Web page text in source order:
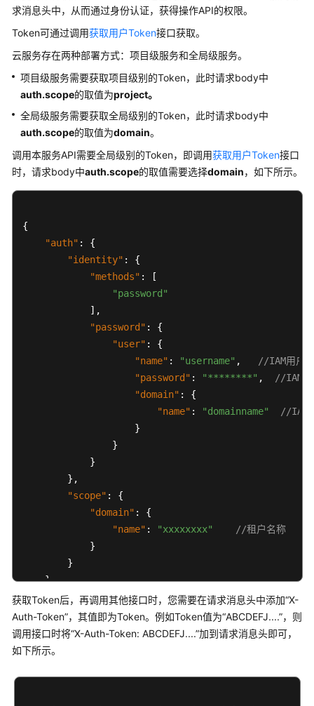
API
览
如
用
API
认
API
明
用
户
求消息头中，从而通过身份认证，获得操作API的权限。
Token可通过调用获取用户Token接口获取。
云服务存在两种部署方式：项目级服务和全局级服务。
项目级服务需要获取项目级别的Token，此时请求body中
auth.scope的取值为project。
全局级服务需要获取全局级别的Token，此时请求body中
auth.scope的取值为domain。
调用本服务API需要全局级别的Token，即调用获取用户Token接口
时，请求body中auth.scope的取值需要选择domain，如下所示。
{
"auth" :
{
"identity" :
{
"methods" :
[
"password"
] ,
"password" :
{
"user" :
{
"name" : "username" ,
//IAM用户
"password" : "********" ,
//IAM用
"domain" :
{
"name" : "domainname"
//IAM
}
}
}
} ,
"scope" :
{
"domain" :
{
"name" : "xxxxxxxx"
//租户名称
}
}
}
}
获取Token后，再调用其他接口时，您需要在请求消息头中添加“X-
Auth-Token”，其值即为Token。例如Token值为“ABCDEFJ....”，则
调用接口时将“X-Auth-Token: ABCDEFJ....”加到请求消息头即可，
如下所示。